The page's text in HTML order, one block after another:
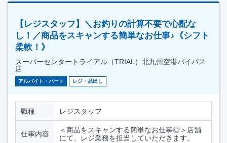
【レジスタッフ】＼お釣りの計算不要で心配な
し！／商品をスキャンする簡単なお仕事♪《シフト
柔軟！》
スーパーセンタートライアル（TRIAL）北九州空港バイパス
店
アルバイト・パート レジ・品出し
職種 レジスタッフ
仕事内容
＜商品をスキャンする簡単なお仕事◎＞店舗
にて、レジ業務を担当していただきます。